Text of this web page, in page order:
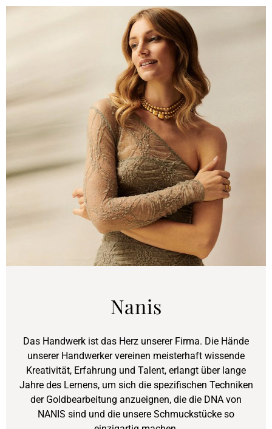
Nanis
Das Handwerk ist das Herz unserer Firma. Die Hände
unserer Handwerker vereinen meisterhaft wissende
Kreativität, Erfahrung und Talent, erlangt über lange
Jahre des Lernens, um sich die spezifischen Techniken
der Goldbearbeitung anzueignen, die die DNA von
NANIS sind und die unsere Schmuckstücke so